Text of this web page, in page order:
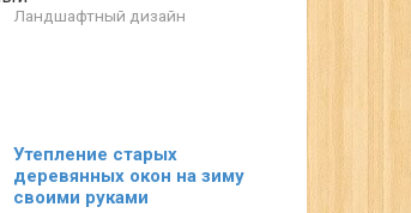
Ландшафтный дизайн
Утепление старых
деревянных окон на зиму
своими руками